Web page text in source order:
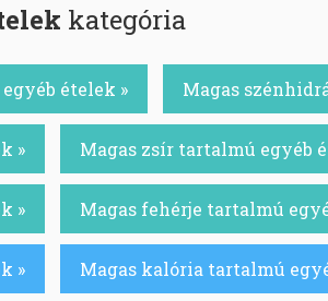
kategória
ételek » Magas
» Magas zsír tartalmú egyéb
» Magas fehérje tartalmú
» Magas kalória tartalmú